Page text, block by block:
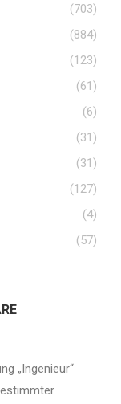
(703)
(884)
(123)
(61)
(6)
(31)
(31)
(127)
(4)
(57)
„Ingenieur“